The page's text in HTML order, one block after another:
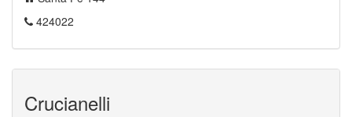
424022
Crucianelli